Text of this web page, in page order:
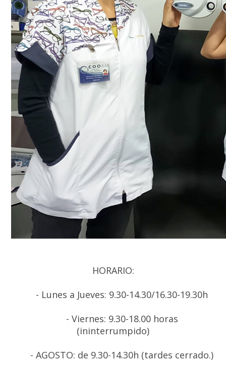
HORARIO:
- Lunes a Jueves: 9.30-14.30/16.30-19.30h
- Viernes: 9.30-18.00 horas
(ininterrumpido)
- AGOSTO: de 9.30-14.30h (tardes cerrado.)